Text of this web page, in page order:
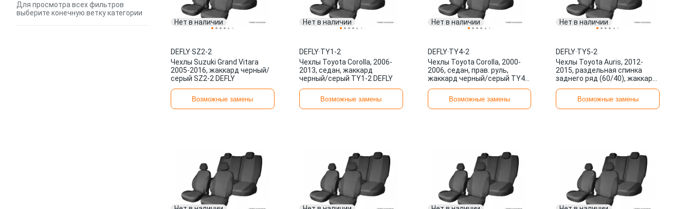
Для просмотра всех фильтров
выберите конечную ветку категории
Нет в наличии
DEFLY·SZ2-2
Чехлы Suzuki Grand Vitara
2005-2016, жаккард черный/
серый SZ2-2 DEFLY
Возможные замены
Нет в наличии
DEFLY·TY1-2
Чехлы Toyota Corolla, 2006-
2013, седан, жаккард
черный/серый TY1-2 DEFLY
Возможные замены
Нет в наличии
DEFLY·TY4-2
Чехлы Toyota Corolla, 2000-
2006, седан, прав. руль,
жаккард черный/серый TY4-
Возможные замены
Нет в наличии
DEFLY·TY5-2
Чехлы Toyota Auris, 2012-
2015, раздельная спинка
заднего ряд (60/40), жаккард
Возможные замены